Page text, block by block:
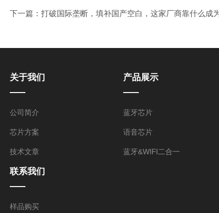
下一篇： 打破国际垄断，填补国产空白，这家厂商靠什么
关于我们
公司简介
芯片方案
技术文章
产品展示
蓝牙芯片
语音芯片
蓝牙&WIFI二合一
联系我们
样品购买